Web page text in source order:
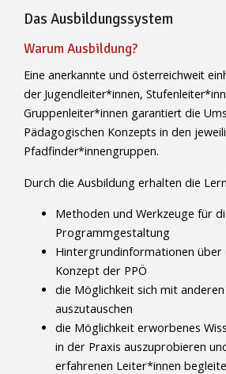
Das Ausbildungssystem
Warum Ausbildung?
Eine anerkannte und österreichweit
der Jugendleiter*innen,
Gruppenleiter*innen garantiert die
Pädagogischen Konzepts in den
Pfadfinder*innengruppen.
Durch die Ausbildung erhalten die
Methoden und Werkzeuge für
Programmgestaltung
Hintergrundinformationen über
Konzept der PPÖ
die Möglichkeit sich mit
auszutauschen
die Möglichkeit erworbenes
in der Praxis auszuprobieren
erfahrenen Leiter*innen